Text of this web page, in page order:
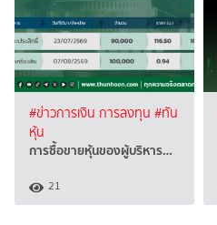
#ข่าวการเงิน การลงทุน #ทัน
หุ้น
การซื้อขายหุ้นของผู้บริหาร…
21